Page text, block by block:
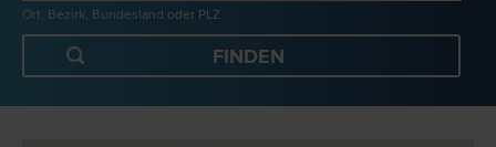
Ort, Bezirk, Bundesland oder PLZ